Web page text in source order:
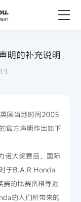
明的补充说明
当地时间2005
官方声明作出如下
大奖赛后，国际
于B.A.R Honda
赛的比赛资格等近
的人们所带来的